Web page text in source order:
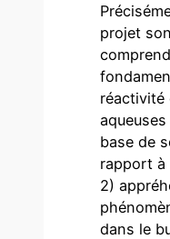
projet
réactivité
base de
rapport à
2)
dans le